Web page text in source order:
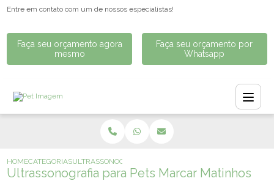
Entre em contato com um de nossos especialistas!
Faça seu orçamento agora
mesmo
Faça seu orçamento por
Whatsapp
HOMECATEGORIASULTRASSONOGRAFIA PARA PETS MARCAR MATINHOS
Ultrassonografia para Pets Marcar Matinhos